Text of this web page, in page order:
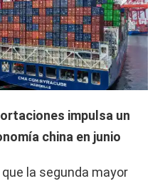
impulsa un
china en junio
la segunda mayor